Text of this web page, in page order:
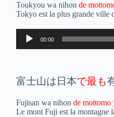
Toukyou wa nihonde
Tokyo est la plus grande ville
Lecteur
audio
00:00
富士山は日本で最も
Fujisan wa nihonde mottomo
Le mont Fuji est la montagne